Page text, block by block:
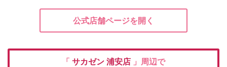
公式店舗ページを開く
「 サカゼン 浦安店 」周辺で